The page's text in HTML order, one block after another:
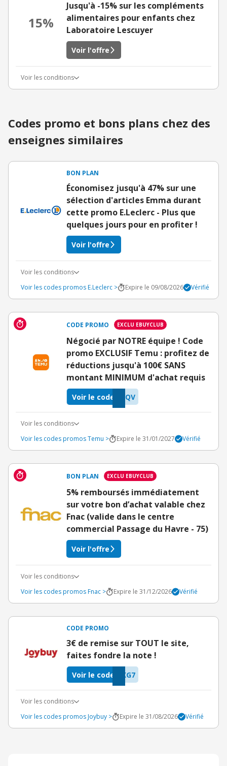
15%
Jusqu'à -15% sur les compléments
alimentaires pour enfants chez
Laboratoire Lescuyer
Voir l'offre
Voir les conditions
Codes promo et bons plans chez des
enseignes similaires
BON PLAN
Économisez jusqu'à 47% sur une
sélection d'articles Emma durant
cette promo E.Leclerc - Plus que
quelques jours pour en profiter !
Voir l'offre
Voir les conditions
Voir les codes promos E.Leclerc >
Expire le 09/08/2026 Vérifié
CODE PROMO EXCLU EBUYCLUB
Négocié par NOTRE équipe ! Code
promo EXCLUSIF Temu : profitez de
réductions jusqu'à 100€ SANS
montant MINIMUM d'achat requis
YQV
Voir le code
Voir les conditions
Voir les codes promos Temu >
Expire le 31/01/2027 Vérifié
BON PLAN EXCLU EBUYCLUB
5% remboursés immédiatement
sur votre bon d’achat valable chez
Fnac (valide dans le centre
commercial Passage du Havre - 75)
Voir l'offre
Voir les conditions
Voir les codes promos Fnac >
Expire le 31/12/2026 Vérifié
CODE PROMO
3€ de remise sur TOUT le site,
faites fondre la note !
KG7
Voir le code
Voir les conditions
Voir les codes promos Joybuy >
Expire le 31/08/2026 Vérifié